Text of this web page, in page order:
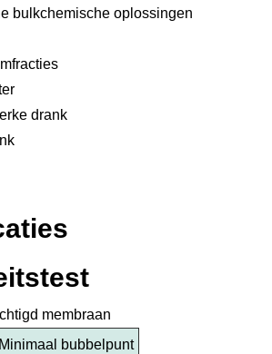
bulkchemische oplossingen
drank
membraan
Minimaal bubbelpunt